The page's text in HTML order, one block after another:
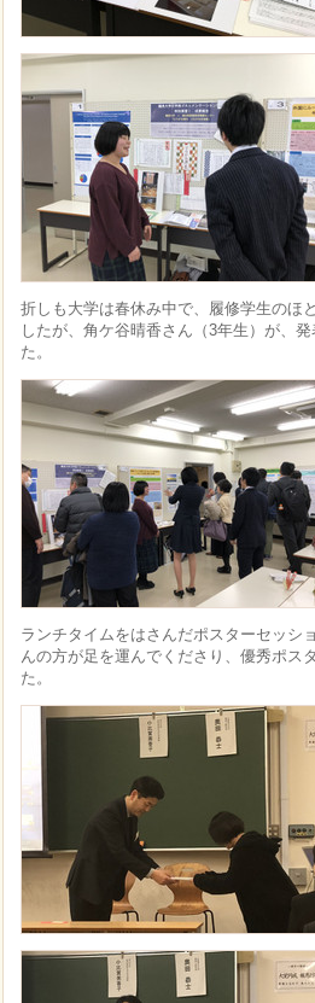
折しも大学は春休み中で、履修学生のほ
したが、角ケ谷晴香さん（3年生）が、
た。
ランチタイムをはさんだポスターセッシ
んの方が足を運んでくださり、優秀ポス
た。